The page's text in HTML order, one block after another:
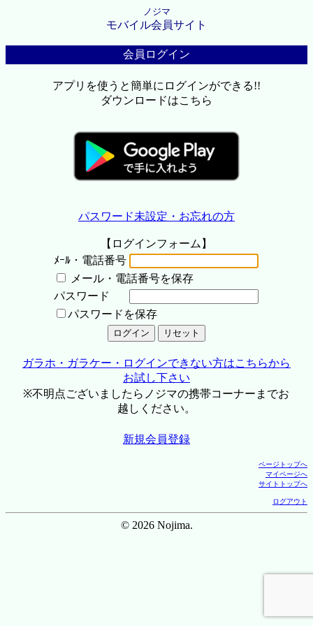
ノジマ
モバイル会員サイト
会員ログイン
アプリを使うと簡単にログインができる!!
ダウンロードはこちら
パスワード未設定・お忘れの方
【ログインフォーム】
ﾒｰﾙ・電話番号
メール・電話番号を保存
パスワード
パスワードを保存
ガラホ・ガラケー・ログインできない方はこちらから
お試し下さい
※不明点ございましたらノジマの携帯コーナーまでお
越しください。
新規会員登録
ページトップへ
マイページへ
サイトトップへ
ログアウト
© 2026 Nojima.